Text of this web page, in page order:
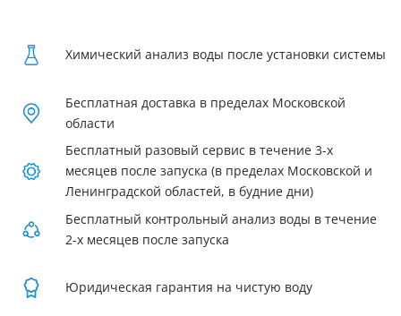
Химический анализ воды после установки системы
Бесплатная доставка в пределах Московской
области
Бесплатный разовый сервис в течение 3-х
месяцев после запуска (в пределах Московской и
Ленинградской областей, в будние дни)
Бесплатный контрольный анализ воды в течение
2-х месяцев после запуска
Юридическая гарантия на чистую воду